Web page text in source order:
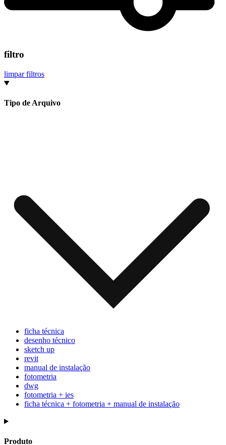
filtro
limpar filtros
Tipo de Arquivo
ficha técnica
desenho técnico
sketch up
revit
manual de instalação
fotometria
dwg
fotometria + ies
ficha técnica + fotometria + manual de instalação
Produto